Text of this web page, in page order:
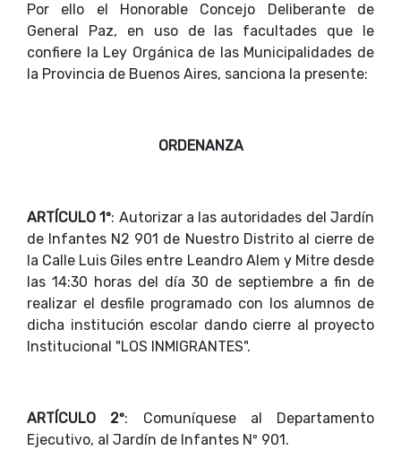
Por ello el Honorable Concejo Deliberante de
General Paz, en uso de las facultades que le
confiere la Ley Orgánica de las Municipalidades de
la Provincia de Buenos Aires, sanciona la presente:
ORDENANZA
ARTÍCULO 1º: Autorizar a las autoridades del Jardín
de Infantes N2 901 de Nuestro Distrito al cierre de
la Calle Luis Giles entre Leandro Alem y Mitre desde
las 14:30 horas del día 30 de septiembre a fin de
realizar el desfile programado con los alumnos de
dicha institución escolar dando cierre al proyecto
Institucional "LOS INMIGRANTES".
ARTÍCULO 2º: Comuníquese al Departamento
Ejecutivo, al Jardín de Infantes Nº 901.